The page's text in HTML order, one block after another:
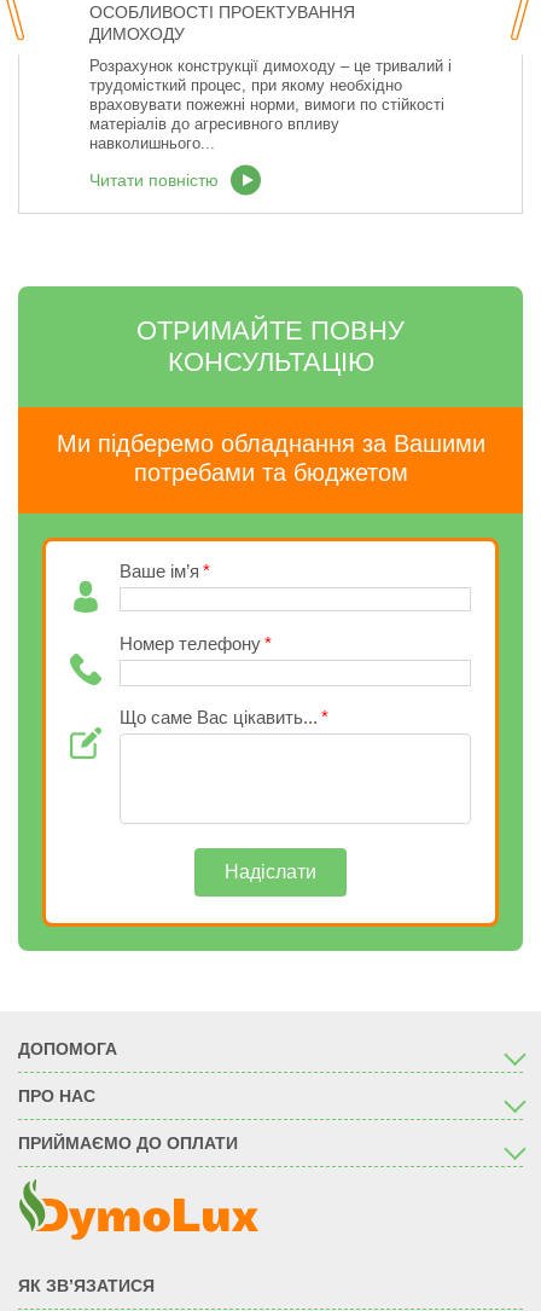
ОСОБЛИВОСТІ ПРОЕКТУВАННЯ
ДИМОХОДУ
Розрахунок конструкції димоходу – це тривалий і
трудомісткий процес, при якому необхідно
враховувати пожежні норми, вимоги по стійкості
матеріалів до агресивного впливу
навколишнього...
Читати повністю
ОТРИМАЙТЕ ПОВНУ
КОНСУЛЬТАЦІЮ
Ми підберемо обладнання за Вашими
потребами та бюджетом
Ваше ім’я
Номер телефону
Що саме Вас цікавить...
Надіслати
ДОПОМОГА
ПРО НАС
ПРИЙМАЄМО ДО ОПЛАТИ
ЯК ЗВ’ЯЗАТИСЯ